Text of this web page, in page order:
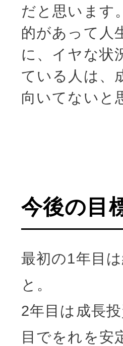
だと思います
的があって人
に、イヤな状
ている人は、
向いてないと
今後の目
最初の1年目
と。
2年目は成長
目でをれを安